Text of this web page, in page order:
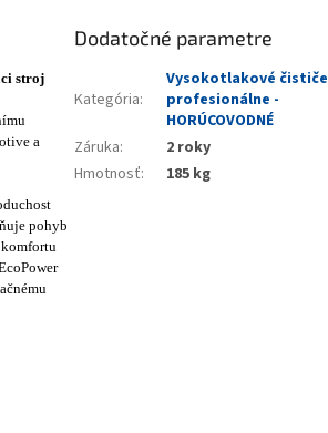
stroj
a
pohyb
Dodatočné parametre
Kategória:
Vysokotlakové čističe
profesionálne -
HORÚCOVODNÉ
Záruka:
2 roky
Hmotnosť: 185 kg